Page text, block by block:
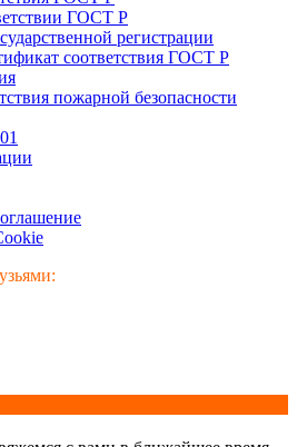
ГОСТ Р
регистрации
соответствия ГОСТ Р
пожарной безопасности